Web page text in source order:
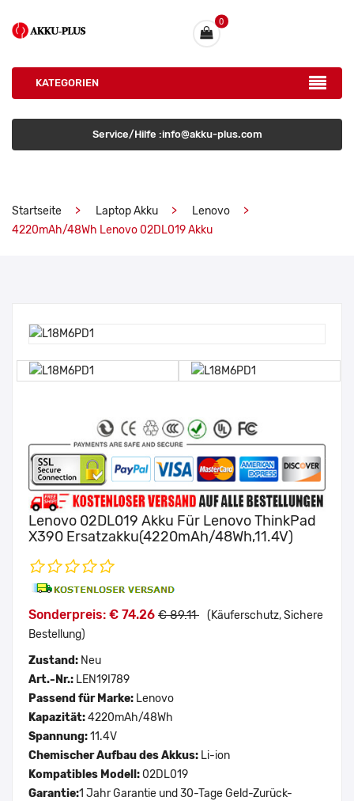
0
KATEGORIEN
Service/Hilfe :info@akku-plus.com
Startseite Laptop Akku
Lenovo
4220mAh/48Wh Lenovo 02DL019 Akku
Lenovo 02DL019 Akku Für Lenovo ThinkPad
X390 Ersatzakku(4220mAh/48Wh,11.4V)
Sonderpreis: € 74.26 € 89.11 (Käuferschutz, Sichere
Bestellung)
Zustand: Neu
Art.-Nr.: LEN19I789
Passend für Marke: Lenovo
Kapazität:4220mAh/48Wh
Spannung:11.4V
Chemischer Aufbau des Akkus: Li-ion
Kompatibles Modell:02DL019
Garantie:1 Jahr Garantie und 30-Tage Geld-Zurück-